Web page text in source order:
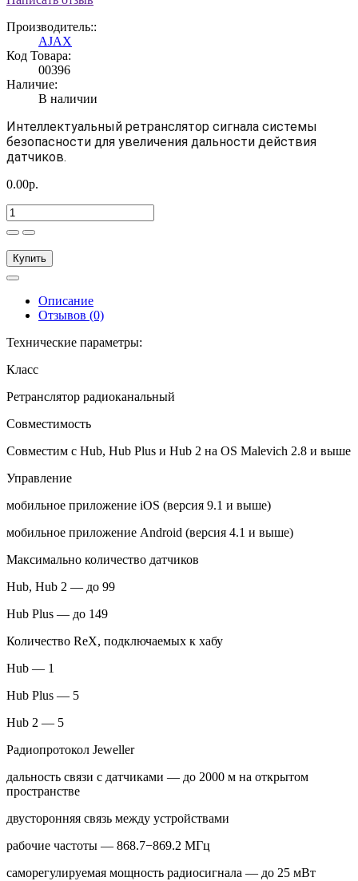
Производитель::
AJAX
Код Товара:
00396
Наличие:
В наличии
Интеллектуальный ретранслятор сигнала системы
безопасности для увеличения дальности действия
датчиков.
0.00р.
Купить
Описание
Отзывов (0)
Технические параметры:
Класс
Ретранслятор радиоканальный
Совместимость
Совместим с Hub, Hub Plus и Hub 2 на OS Malevich 2.8 и выше
Управление
мобильное приложение iOS (версия 9.1 и выше)
мобильное приложение Android (версия 4.1 и выше)
Максимально количество датчиков
Hub, Hub 2 — до 99
Hub Plus — до 149
Количество ReX, подключаемых к хабу
Hub — 1
Hub Plus — 5
Hub 2 — 5
Радиопротокол Jeweller
дальность связи с датчиками — до 2000 м на открытом
пространстве
двусторонняя связь между устройствами
рабочие частоты — 868.7−869.2 МГц
саморегулируемая мощность радиосигнала — до 25 мВт